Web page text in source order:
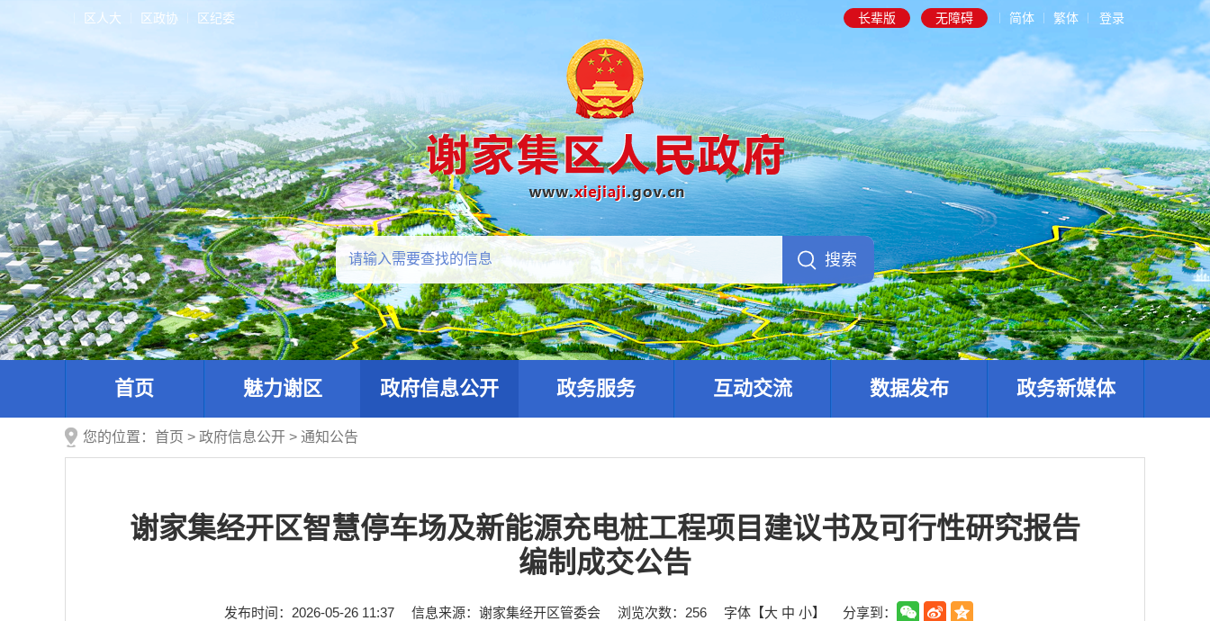
区人大 区政协 区纪委 长辈版 无障碍 简体 繁体 登录
首页 魅力谢区 政府信息公开 政务服务 互动交流 数据发布 政务新媒体
您的位置： 首页 > 政府信息公开 > 通知公告
谢家集经开区智慧停车场及新能源充电桩工程项目建议书及可行性研究报告
编制成交公告
发布时间：2026-05-26 11:37 信息来源：谢家集经开区管委会 浏览次数： 256 字体【大 中 小】 分享到：